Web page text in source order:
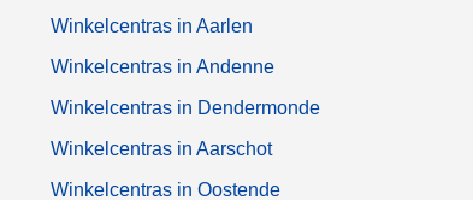
Winkelcentras in Aarlen
Winkelcentras in Andenne
Winkelcentras in Dendermonde
Winkelcentras in Aarschot
Winkelcentras in Oostende